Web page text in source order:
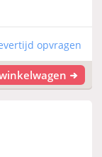
opvragen